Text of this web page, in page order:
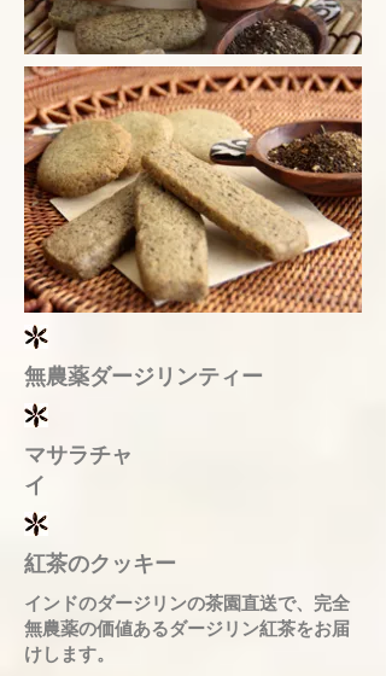
無農薬ダージリンティー
マサラチャ
イ
紅茶のクッキー
インドのダージリンの茶園直送で、完全
無農薬の価値あるダージリン紅茶をお届
けします。